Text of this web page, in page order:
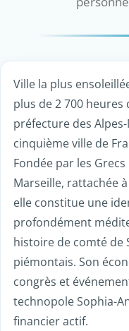
Ville la plus
plus de 2 700 heures
préfecture des
cinquième ville de
Fondée par les
Marseille, rattachée
elle constitue une
profondément
histoire de comté de
piémontais. Son
congrès et
technopole Sophia-
financier actif.